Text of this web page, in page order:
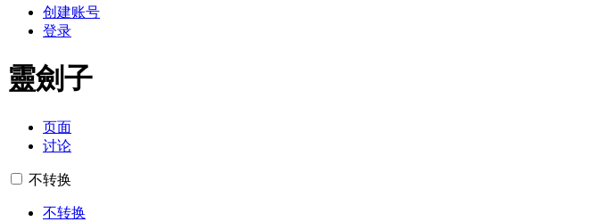
创建账号
登录
靈劍子
页面
讨论
不转换
不转换